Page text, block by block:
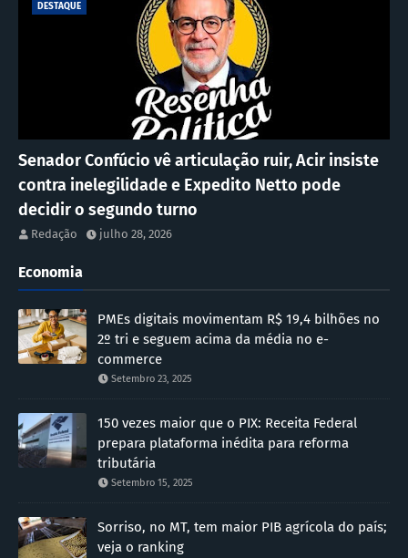
DESTAQUE
Senador Confúcio vê articulação ruir, Acir insiste
contra inelegilidade e Expedito Netto pode
decidir o segundo turno
Redação julho 28, 2026
Economia
PMEs digitais movimentam R$ 19,4 bilhões no
2º tri e seguem acima da média no e-
commerce
Setembro 23, 2025
150 vezes maior que o PIX: Receita Federal
prepara plataforma inédita para reforma
tributária
Setembro 15, 2025
Sorriso, no MT, tem maior PIB agrícola do país;
veja o ranking